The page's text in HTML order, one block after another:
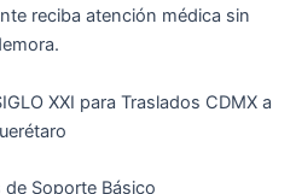
reciba atención médica sin
XXI para Traslados CDMX a
Soporte Básico